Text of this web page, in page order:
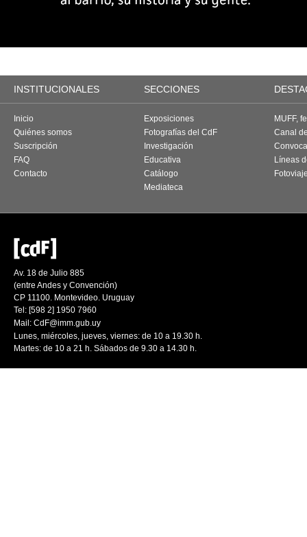
INSTITUCIONALES SECCIONES
Inicio
Quiénes somos
Suscripción
FAQ
Contacto
Exposiciones
Fotografías del CdF
Investigación
Educativa
Catálogo
Mediateca
MUFF,
Canal
Líneas
Av. 18 de Julio 885
(entre Andes y Convención)
CP 11100. Montevideo. Uruguay
Tel: [598 2] 1950 7960
Mail: CdF@imm.gub.uy
Lunes, miércoles, jueves, viernes: de 10 a 19.30 h.
Martes: de 10 a 21 h. Sábados de 9.30 a 14.30 h.